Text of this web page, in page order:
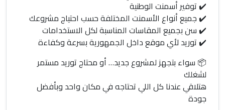
✔️ توفير أسمنت الوطنية
✔️ جميع أنواع الأسمنت المختلفة حسب احتياج مشروعك
✔️ سن بجميع المقاسات المناسبة لكل الاستخدامات
✔️ توريد لأي موقع داخل الجمهورية بسرعة وكفاءة
📦 سواء بتجهز لمشروع جديد… أو محتاج توريد مستمر
لشغلك
هتلاقي عندنا كل اللي تحتاجه في مكان واحد وبأفضل
جودة